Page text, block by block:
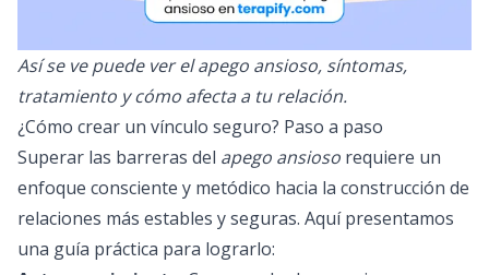
Así se ve puede ver el apego ansioso, síntomas,
tratamiento y cómo afecta a tu relación.
¿Cómo crear un vínculo seguro? Paso a paso
Superar las barreras del apego ansioso requiere un
enfoque consciente y metódico hacia la construcción de
relaciones más estables y seguras. Aquí presentamos
una guía práctica para lograrlo: